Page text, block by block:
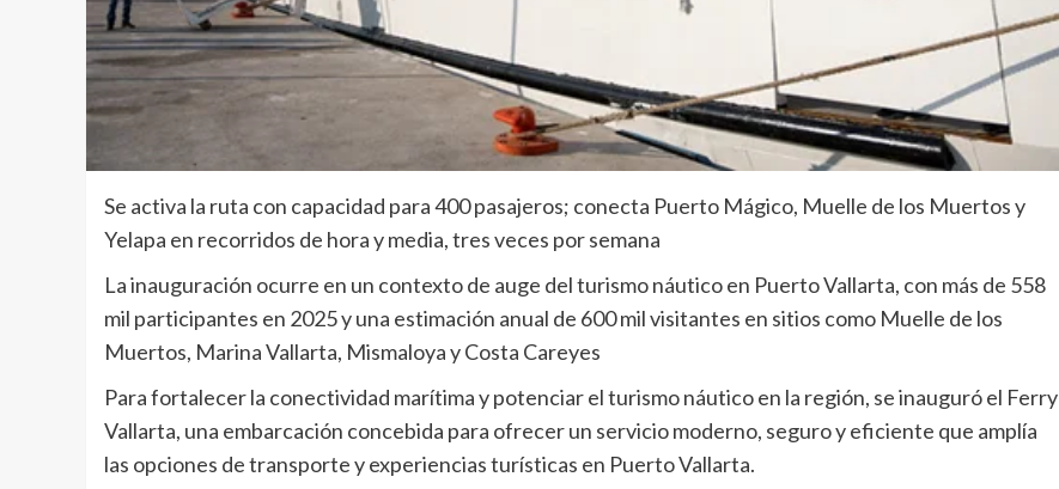
Se activa la ruta con capacidad para 400 pasajeros; conecta Puerto Mágico, Muelle de los Muertos y
Yelapa en recorridos de hora y media, tres veces por semana
La inauguración ocurre en un contexto de auge del turismo náutico en Puerto Vallarta, con más de 558
mil participantes en 2025 y una estimación anual de 600 mil visitantes en sitios como Muelle de los
Muertos, Marina Vallarta, Mismaloya y Costa Careyes
Para fortalecer la conectividad marítima y potenciar el turismo náutico en la región, se inauguró el Ferry
Vallarta, una embarcación concebida para ofrecer un servicio moderno, seguro y eficiente que amplía
las opciones de transporte y experiencias turísticas en Puerto Vallarta.